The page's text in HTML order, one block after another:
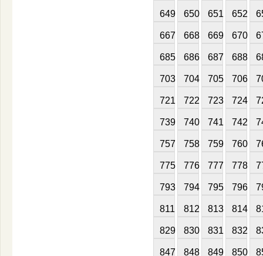
649 650 651 652
667 668 669 670
685 686 687 688
703 704 705 706
721 722 723 724
739 740 741 742
757 758 759 760
775 776 777 778
793 794 795 796
811 812 813 814
829 830 831 832
847 848 849 850